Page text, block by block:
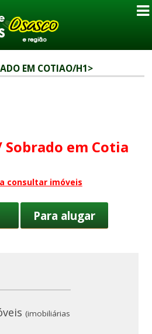
EM COTIAO/H1>
Sobrado em Cotia
consultar imóveis
Para alugar
(imobiliárias